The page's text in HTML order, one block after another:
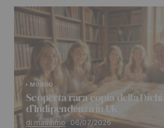
MONDO
Scoperta rara copia della
d’Indipendenza in UK
di massimo 06/07/2026